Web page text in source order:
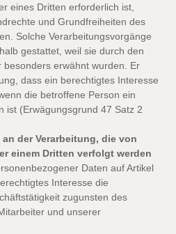
eines Dritten erforderlich ist,
und Grundfreiheiten des
Solche Verarbeitungsvorgänge
gestattet, weil sie durch den
besonders erwähnt wurden. Er
dass ein berechtigtes Interesse
die betroffene Person ein
ist (Erwägungsgrund 47 Satz 2
der Verarbeitung, die von
einem Dritten verfolgt werden
Daten auf Artikel
Interesse die
zugunsten des
und unserer